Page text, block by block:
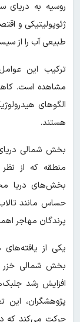
روسیه به دریای
ژئوپولیتیکی و
طبیعی آب را از
ترکیب این
مشاهده است.
الگوهای
هستند.
بخش شمالی
منطقه که از
بخش‌های دریا
حساس مانند
پرندگان مهاجر
یکی از
بخش شمالی خزر
افزایش رشد
پژوهشگران،
حرکت می‌کند که